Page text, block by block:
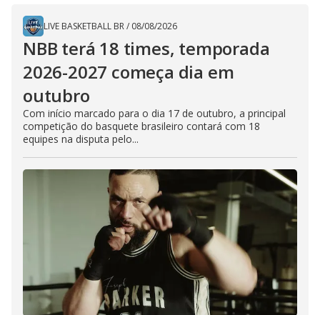
LIVE BASKETBALL BR/ 08/08/2026
NBB terá 18 times, temporada
2026-2027 começa dia em
outubro
Com início marcado para o dia 17 de outubro, a principal
competição do basquete brasileiro contará com 18
equipes na disputa pelo...